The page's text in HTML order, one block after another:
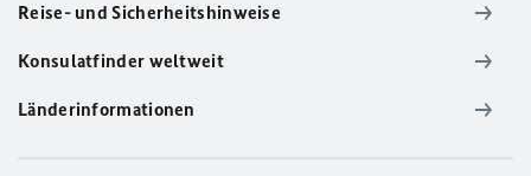
Reise- und Sicherheitshinweise
Konsulatfinder weltweit
Länderinformationen